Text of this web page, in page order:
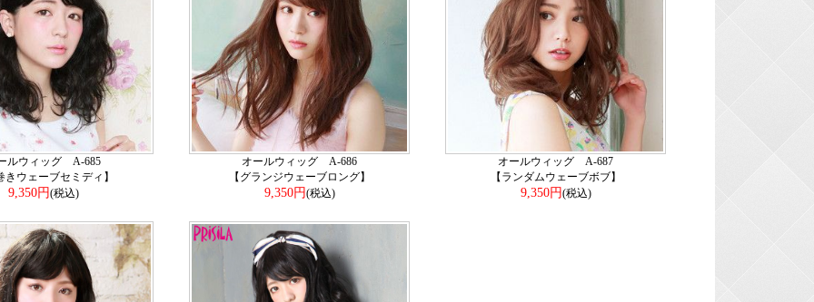
ルウィッグ A-685
きウェーブセミディ】
9,350円(税込)
オールウィッグ A-686
【グランジウェーブロング】
9,350円(税込)
オールウィッグ A-687
【ランダムウェーブボブ】
9,350円(税込)